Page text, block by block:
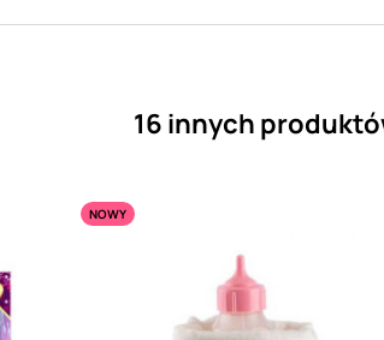
16 innych
NOWY